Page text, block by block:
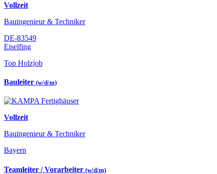
Vollzeit
Bauingenieur & Techniker
DE-83549
Eiselfing
Top Holzjob
Bauleiter (w/d/m)
Vollzeit
Bauingenieur & Techniker
Bayern
Teamleiter / Vorarbeiter (w/d/m)